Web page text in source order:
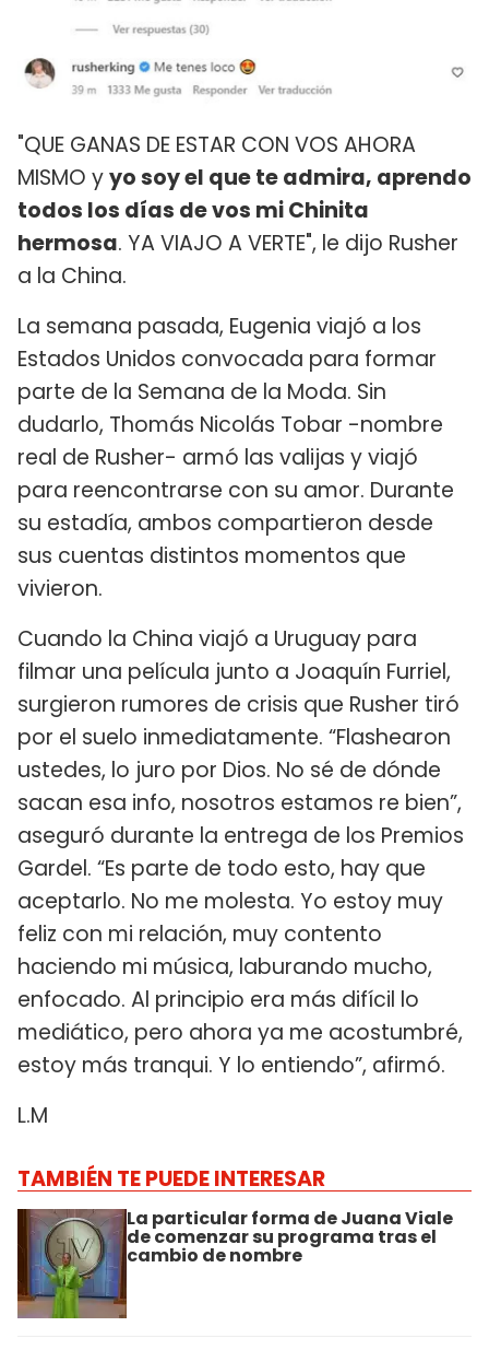
"QUE GANAS DE ESTAR CON VOS AHORA
MISMO yyo soy el que te admira, aprendo
todos los días de vos mi Chinita
hermosa. YA VIAJO A VERTE", le dijo Rusher
a la China.
La semana pasada, Eugenia viajó a los
Estados Unidos convocada para formar
parte de la Semana de la Moda. Sin
dudarlo, Thomás Nicolás Tobar -nombre
real de Rusher- armó las valijas y viajó
para reencontrarse con su amor. Durante
su estadía, ambos compartieron desde
sus cuentas distintos momentos que
vivieron.
Cuando la China viajó a Uruguay para
filmar una película junto a Joaquín Furriel,
surgieron rumores de crisis que Rusher tiró
por el suelo inmediatamente. “Flashearon
ustedes, lo juro por Dios. No sé de dónde
sacan esa info, nosotros estamos re bien”,
aseguró durante la entrega de los Premios
Gardel. “Es parte de todo esto, hay que
aceptarlo. No me molesta. Yo estoy muy
feliz con mi relación, muy contento
haciendo mi música, laburando mucho,
enfocado. Al principio era más difícil lo
mediático, pero ahora ya me acostumbré,
estoy más tranqui. Y lo entiendo”, afirmó.
L.M
TAMBIÉN TE PUEDE INTERESAR
La particular forma de Juana Viale
de comenzar su programa tras el
cambio de nombre